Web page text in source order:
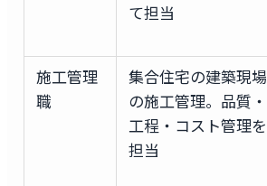
て担当
施工管理
職
集合住宅の建築現場
の施工管理。品質・
工程・コスト管理を
担当